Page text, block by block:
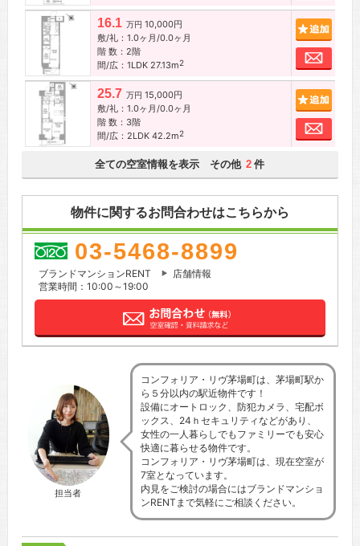
16.1 万円 10,000円
敷/礼：1.0ヶ月/0.0ヶ月
階 数：2階
間/広：1LDK 27.13m2
お問
25.7 万円 15,000円
敷/礼：1.0ヶ月/0.0ヶ月
階 数：3階
間/広：2LDK 42.2m2
お問
全ての空室情報を表示 その他 2 件
物件に関するお問合わせはこちらから
03-5468-8899
ブランドマンションRENT
店舗情報
営業時間：10:00～19:00
担当者
コンフォリア・リヴ茅場町は、茅場町駅か
ら５分以内の駅近物件です！
設備にオートロック、防犯カメラ、宅配ボ
ックス、24ｈセキュリティなどがあり、
女性の一人暮らしでもファミリーでも安心
快適に暮らせる物件です。
コンフォリア・リヴ茅場町は、現在空室が
7室となっています。
内見をご検討の場合にはブランドマンショ
ンRENTまで気軽にご相談ください。